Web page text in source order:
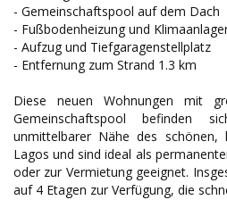
- Gemeinschaftspool auf dem Dach
- Fußbodenheizung und
- Aufzug und Tiefgaragenstellplatz
- Entfernung zum Strand 1.3 km
Diese neuen Wohnungen mit
Gemeinschaftspool
unmittelbarer Nähe des schönen,
Lagos und sind ideal als
oder zur Vermietung geeignet.
auf 4 Etagen zur Verfügung, die